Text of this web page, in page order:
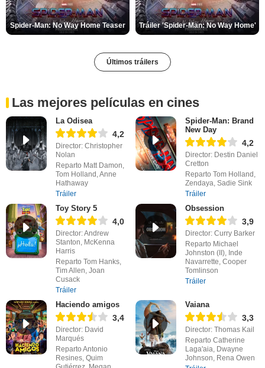
Spider-Man: No Way Home Teaser Tráiler 'Spider-Man: No Way Home'
Últimos tráilers
Las mejores películas en cines
La Odisea
4,2
Director: Christopher
Nolan
Reparto Matt Damon,
Tom Holland, Anne
Hathaway
Tráiler
Spider-Man: Brand
New Day
4,2
Director: Destin Daniel
Cretton
Reparto Tom Holland,
Zendaya, Sadie Sink
Tráiler
Toy Story 5
4,0
Director: Andrew
Stanton, McKenna
Harris
Reparto Tom Hanks,
Tim Allen, Joan
Cusack
Tráiler
Obsession
3,9
Director: Curry Barker
Reparto Michael
Johnston (II), Inde
Navarrette, Cooper
Tomlinson
Tráiler
Haciendo amigos
3,4
Director: David
Marqués
Reparto Antonio
Resines, Quim
Vaiana
3,3
Director: Thomas Kail
Reparto Catherine
Laga'aia, Dwayne
Johnson, Rena Owen